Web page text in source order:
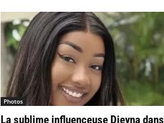
Photos
La sublime influenceuse Dieyna dans